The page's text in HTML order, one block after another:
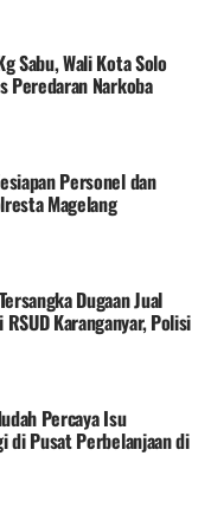
Sabu, Wali Kota Solo
Peredaran Narkoba
Personel dan
Magelang
Dugaan Jual
Karanganyar, Polisi
Percaya Isu
di Pusat Perbelanjaan di